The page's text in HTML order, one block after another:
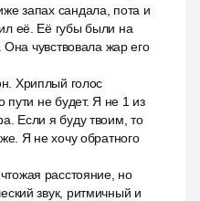
запах сандала, пота и
её. Её губы были на
Она чувствовала жар его
Хриплый голос
пути не будет. Я не 1 из
Если я буду твоим, то
Я не хочу обратного
расстояние, но
звук, ритмичный и